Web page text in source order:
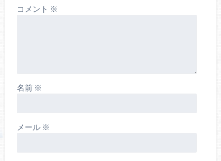
コメント ※
名前 ※
メール ※